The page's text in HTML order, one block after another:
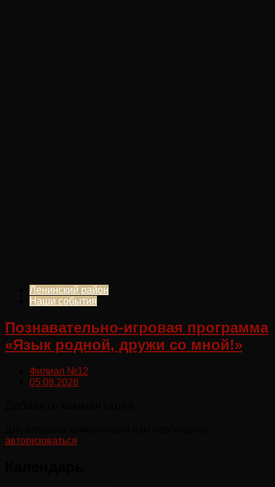
Ленинский район
Наши события
Познавательно-игровая программа
«Язык родной, дружи со мной!»
Филиал №12
05.08.2026
авторизоваться